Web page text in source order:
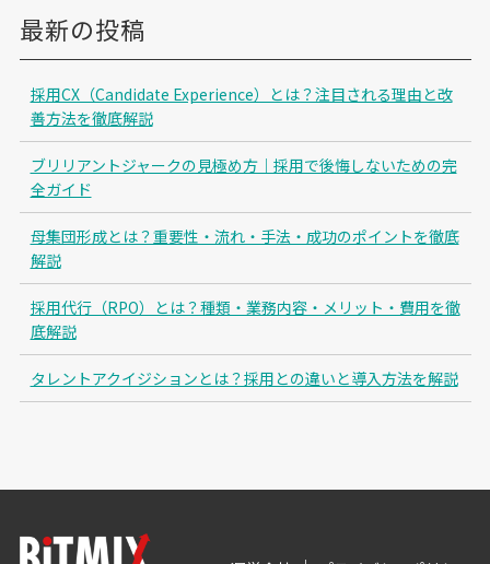
最新の投稿
採用CX（Candidate Experience）とは？注目される理由と改
善方法を徹底解説
ブリリアントジャークの見極め方｜採用で後悔しないための完
全ガイド
母集団形成とは？重要性・流れ・手法・成功のポイントを徹底
解説
採用代行（RPO）とは？種類・業務内容・メリット・費用を徹
底解説
タレントアクイジションとは？採用との違いと導入方法を解説